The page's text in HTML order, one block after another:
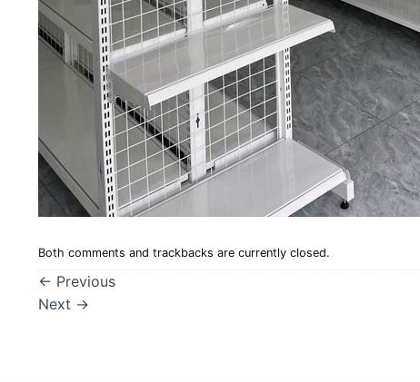
Both comments and trackbacks are currently closed.
← Previous
Next →